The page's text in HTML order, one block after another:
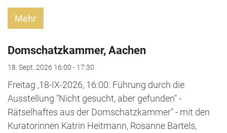
Mehr
Domschatzkammer, Aachen
18. Sept. 2026 16:00 - 17:30
Freitag ,18-IX-2026, 16:00: Führung durch die
Ausstellung "Nicht gesucht, aber gefunden" -
Rätselhaftes aus der Domschatzkammer" - mit den
Kuratorinnen Katrin Heitmann, Rosanne Bartels,